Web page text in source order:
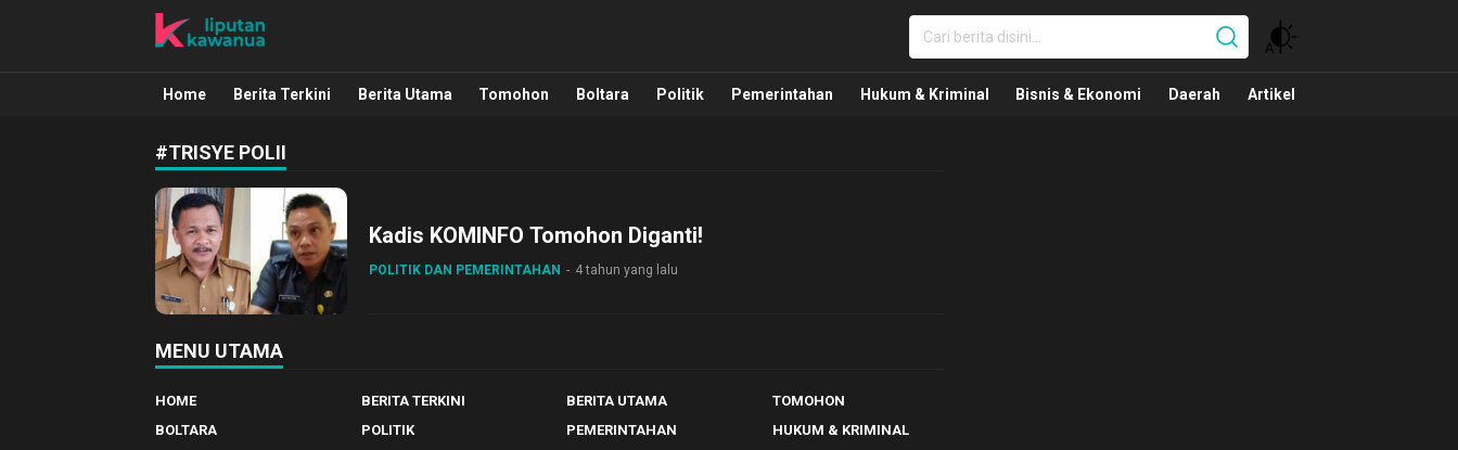
Liputan Kawanua
Berita Manado, Sulawesi Utara, Kawanua, Politik, Pemerintahan, Hukum Kriminal dan Nasional
Home Berita Terkini Berita Utama Tomohon Boltara Politik Pemerintahan Hukum & Kriminal Bisnis & Ekonomi Daerah Artikel
#TRISYE POLII
Kadis KOMINFO Tomohon Diganti!
POLITIK DAN PEMERINTAHAN 4 tahun yang lalu
MENU UTAMA
HOME BERITA TERKINI BERITA UTAMA
TOMOHON
BOLTARA
POLITIK PEMERINTAHAN
HUKUM & KRIMINAL